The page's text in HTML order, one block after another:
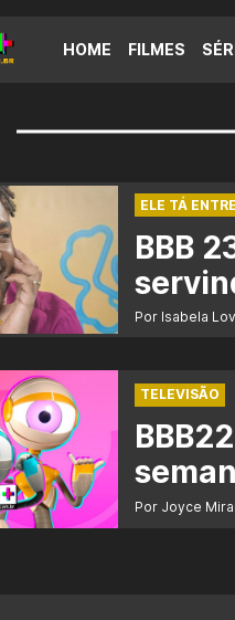
HOME FILMES
ELE TÁ
BBB
Por Isabela
TELEVISÃO
Por Joyce